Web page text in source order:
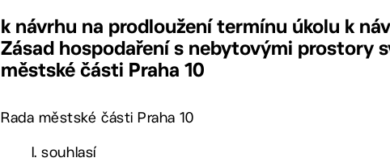
k návrhu na prodloužení termínu úkolu k
Zásad hospodaření s nebytovými prostory
městské části Praha 10
Rada městské části Praha 10
I. souhlasí